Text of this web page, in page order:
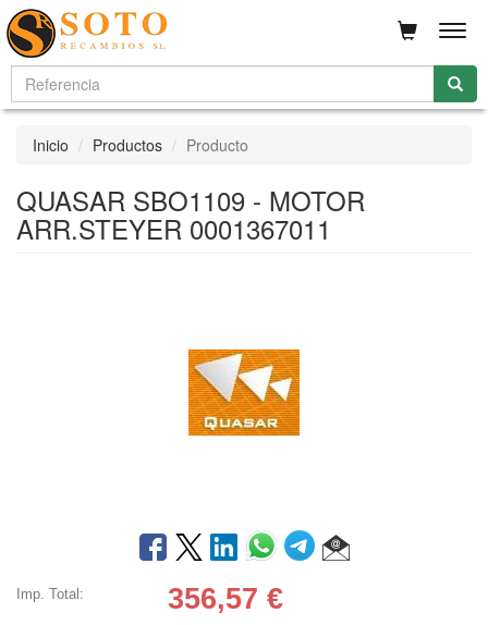
Inicio Productos Producto
QUASAR SBO1109 - MOTOR
ARR.STEYER 0001367011
Imp. Total: 356,57 €